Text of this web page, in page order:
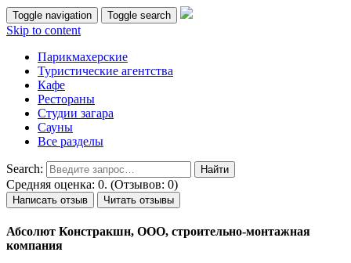
Toggle navigation Toggle search
Skip to content
Парикмахерские
Туристические агентства
Кафе
Рестораны
Студии загара
Сауны
Все разделы
Search:
Средняя оценка: 0. (Отзывов: 0)
Написать отзыв Читать отзывы
Абсолют Констракшн, ООО, строительно-монтажная
компания